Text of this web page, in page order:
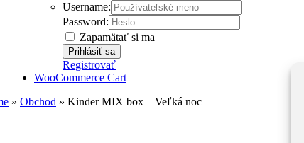
Username:
Password:
Zapamätať si ma
Registrovať
WooCommerce Cart
» Obchod » Kinder MIX box – Veľká noc